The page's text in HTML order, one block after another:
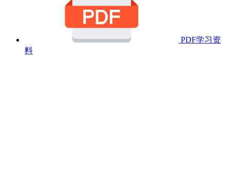
PDF学习资
料